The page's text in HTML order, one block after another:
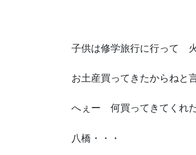
子供は修学旅行に行って
お土産買ってきたからねと
へぇー 何買ってきてくれ
八橋・・・